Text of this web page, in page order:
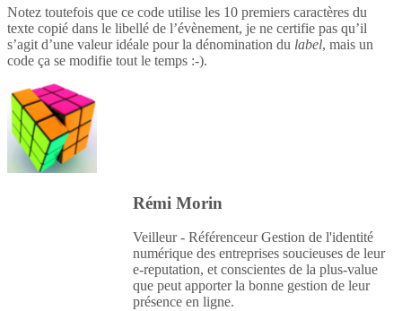
Notez toutefois que ce code utilise les 10 premiers caractères du
texte copié dans le libellé de l’évènement, je ne certifie pas qu’il
s’agit d’une valeur idéale pour la dénomination du label, mais un
code ça se modifie tout le temps :-).
Rémi Morin
Veilleur - Référenceur Gestion de l'identité
numérique des entreprises soucieuses de leur
e-reputation, et conscientes de la plus-value
que peut apporter la bonne gestion de leur
présence en ligne.